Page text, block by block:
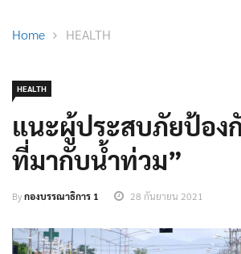
Home HEALTH
HEALTH
แนะผู้ประสบภัยป้อง
ที่มากับน้ำท่วม”
Byกองบรรณาธิการ 1 28 กันยายน 2021